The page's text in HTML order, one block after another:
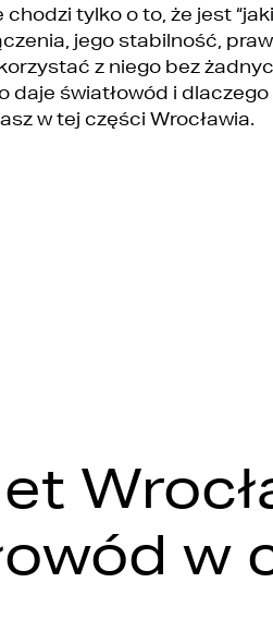
chodzi tylko o to, że jest
jego stabilność,
z niego bez
daje światłowód i
w tej części Wrocławia.
w